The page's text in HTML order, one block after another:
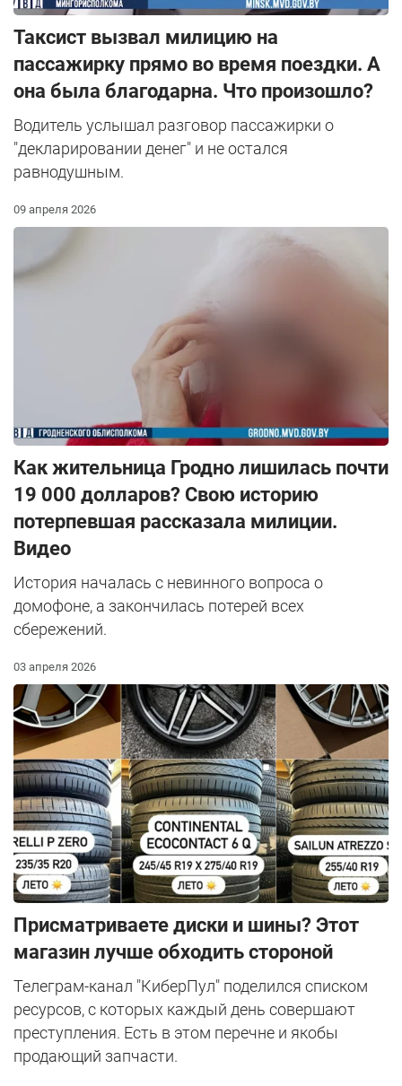
Таксист вызвал милицию на
пассажирку прямо во время поездки. А
она была благодарна. Что произошло?
Водитель услышал разговор пассажирки о
"декларировании денег" и не остался
равнодушным.
09 апреля 2026
Как жительница Гродно лишилась почти
19 000 долларов? Свою историю
потерпевшая рассказала милиции.
Видео
История началась с невинного вопроса о
домофоне, а закончилась потерей всех
сбережений.
03 апреля 2026
Присматриваете диски и шины? Этот
магазин лучше обходить стороной
Телеграм-канал "КиберПул" поделился списком
ресурсов, с которых каждый день совершают
преступления. Есть в этом перечне и якобы
продающий запчасти.